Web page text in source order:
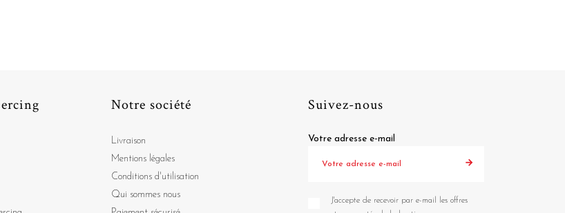
Notre société
Livraison
Mentions légales
Conditions d'utilisation
Qui sommes nous
Suivez-nous
Votre adresse e-mail
J'accepte de recevoir par e-mail les offres